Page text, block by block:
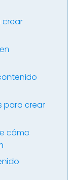
crear
para crear
cómo